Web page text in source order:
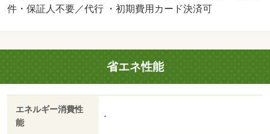
対応／クロゼット／フローリング／シャワー付洗面台／Ｔ
温水洗浄便座／脱衣所／洗面所独立／洗面化粧台／２口コ
ンロ／駐輪場／宅配ボックス／即入居可／対面式キッチン
／防犯カメラ／独立型キッチン／ペット相談／ウォークイ
ンクロゼット／保証人不要／二人入居相談／全居室フロー
リング／デザイナーズ／ネット専用回線／ネット使用料不
要／２４時間換気システム／複層ガラス／ガス暖房／３駅
件・保証人不要／代行 ・初期費用カード決済可
省エネ性能
エネルギー消費性
能
-